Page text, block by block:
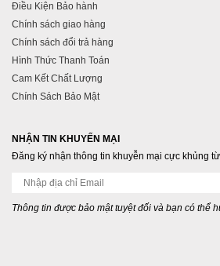
Điều Kiện Bảo hành
Chính sách giao hàng
Chính sách đổi trả hàng
Hình Thức Thanh Toán
Cam Kết Chất Lượng
Chính Sách Bảo Mật
NHẬN TIN KHUYẾN MẠI
Đăng ký nhận thông tin khuyễn mại cực khủng từ
Thông tin được bảo mật tuyệt đối và bạn có thể